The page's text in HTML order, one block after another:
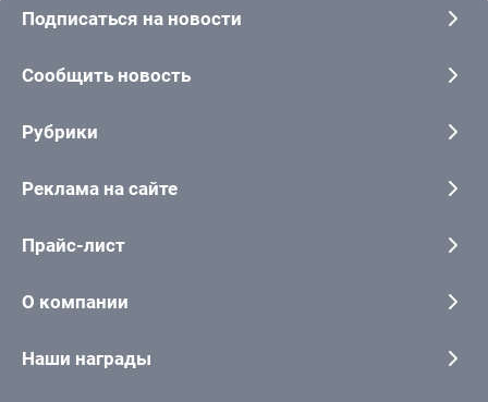
Подписаться на новости
Сообщить новость
Рубрики
Реклама на сайте
Прайс-лист
О компании
Наши награды